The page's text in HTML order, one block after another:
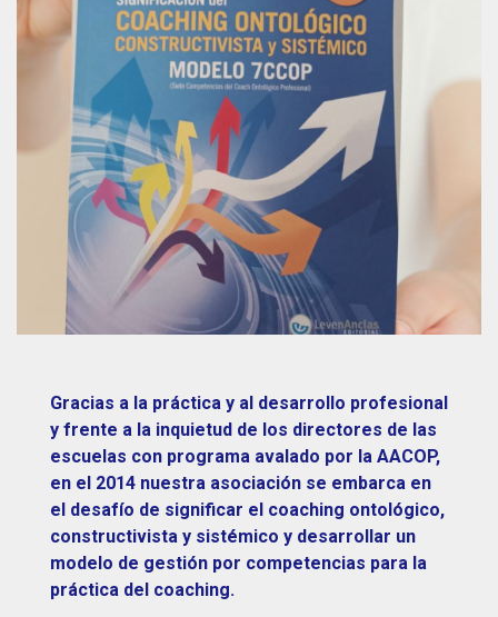
Gracias a la práctica y al desarrollo profesional
y frente a la inquietud de los directores de las
escuelas con programa avalado por la AACOP,
en el 2014 nuestra asociación se embarca en
el desafío de significar el coaching ontológico,
constructivista y sistémico y desarrollar un
modelo de gestión por competencias para la
práctica del coaching.